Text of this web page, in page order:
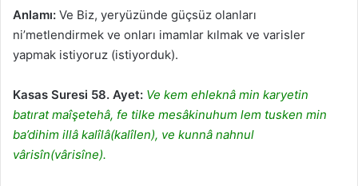
Anlamı: Ve Biz, yeryüzünde güçsüz olanları
ni’metlendirmek ve onları imamlar kılmak ve varisler
yapmak istiyoruz (istiyorduk).
Kasas Suresi 58. Ayet: Ve kem ehleknâ min karyetin
batırat maîşetehâ, fe tilke mesâkinuhum lem tusken min
ba’dihim illâ kalîlâ(kalîlen), ve kunnâ nahnul
vârisîn(vârisîne).